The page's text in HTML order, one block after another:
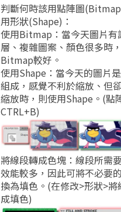
判斷何時該用點陣圖
用形狀(Shape)：
使用Bitmap：當今天圖片有
層、複雜圖案、顏色很多時
Bitmap較好。
使用Shape：當今天的圖片
組成，感覺不利於縮放、但
縮放時，則使用Shape。(點
CTRL+B)
將線段轉成色塊：線段所需
效能較多，因此可將不必要
換為填色。(在修改>形狀>將
成填色)